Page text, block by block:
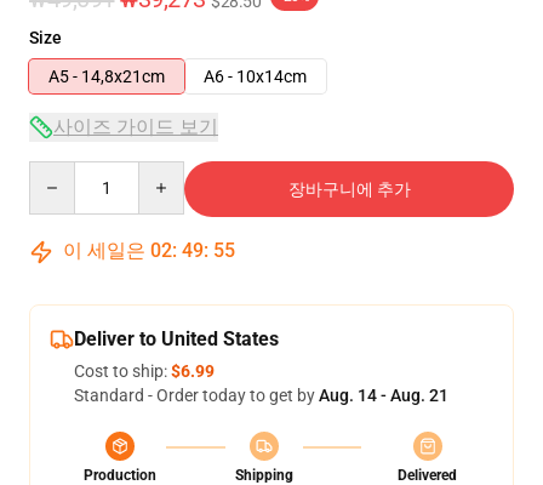
Size
A5 - 14,8x21cm
A6 - 10x14cm
사이즈 가이드 보기
장바구니에 추가
이 세일은 02: 49: 54
Deliver to United States
Cost to ship:$6.99
Standard - Order today to get byAug. 14 - Aug. 21
Production
Shipping
Delivered